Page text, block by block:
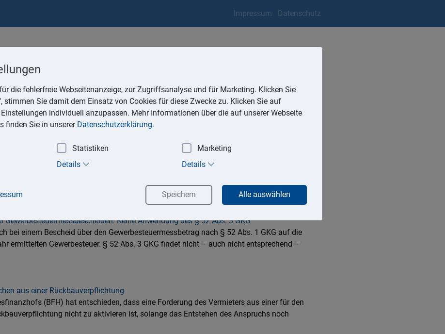
Impressum Datenschutz
2025, C-375/24, Keesing Deutschland, hat der EuGH entschieden, dass die Position 4902 des
Papierhefte beschriebene Waren, die hauptsächlich gedruckte Sudoku-Rätsel enthalten, bei
einzutragen sind, und die alle acht Wochen erscheinen, umfasst.mehr...
Gewerbesteuermessbescheiden: Keine Anwendung des § 52 Abs. 3 GKG
bei einem Bescheid über den Gewerbesteuermessbetrag nach § 52 Abs. 1 GKG auf die
ermittelten Gewerbesteuer. § 52 Abs. 3 GKG findet nicht – auch nicht entsprechend –
aus einer Rückbauverpflichtung
(BFH) hat entschieden, dass eine Forderung des Vermieters aus einer für den
nicht zu aktivieren ist, solange das Entstehen des Anspruchs noch
die fehlerfreie Webseitenanzeige, zur Zugriffsanalyse und für Marketing. Klicken Sie
stimmen Sie damit dem Einsatz von Cookies für diese Zwecke zu. Klicken Sie auf
Einstellungen individuell anzupassen. Mehr Informationen über die auf unserer Webseite
finden Sie in unserer Datenschutzerklärung.
Statistiken
Marketing
Details Details
Speichern Alle auswählen